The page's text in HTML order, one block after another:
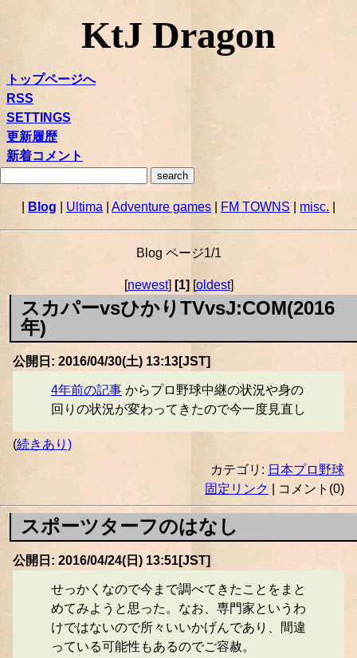
KtJ Dragon
トップページへ
RSS
SETTINGS
更新履歴
新着コメント
Blog Ultima Adventure games FM TOWNS| misc.
Blog ページ1/1
[newest] [1] [oldest]
スカパーvsひかりTVvsJ:COM(2016
年)
公開日: 2016/04/30(土) 13:13[JST]
4年前の記事 からプロ野球中継の状況や身の
回りの状況が変わってきたので今一度見直し
(続きあり)
カテゴリ: 日本プロ野球
固定リンク
| コメント(0)
スポーツターフのはなし
公開日: 2016/04/24(日) 13:51[JST]
せっかくなので今まで調べてきたことをまと
めてみようと思った。なお、専門家というわ
けではないので所々いいかげんであり、間違
っている可能性もあるのでご容赦。